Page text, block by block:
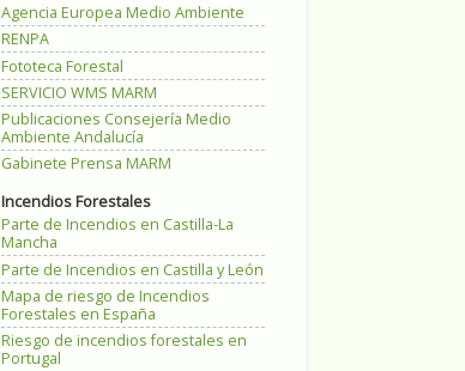
Agencia Europea Medio Ambiente
RENPA
Fototeca Forestal
SERVICIO WMS MARM
Publicaciones Consejería Medio
Ambiente Andalucía
Gabinete Prensa MARM
Incendios Forestales
Parte de Incendios en Castilla-La
Mancha
Parte de Incendios en Castilla y León
Mapa de riesgo de Incendios
Forestales en España
Riesgo de incendios forestales en
Portugal